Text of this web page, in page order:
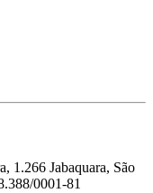
1.266 Jabaquara, São
0001-81